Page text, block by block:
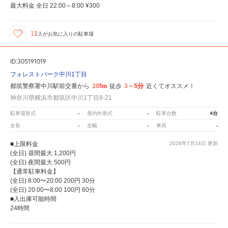
最大料金 全日 22:00～8:00 ¥300
11 人がお気に入りの駐車場
ID:305191019
フォレストパーク中川1丁目
都筑警察署中川駅前交番から 201m 徒歩 3～5分 近くてオススメ！
神奈川県横浜市都筑区中川1丁目8-21
駐車場形式 - 屋内外形式 - 駐車台数 4台
全長 - 全幅 - 車高 -
2026年7月24日 更新
■上限料金
(全日) 昼間最大 1,200円
(全日) 夜間最大 500円
【通常駐車料金】
(全日) 8:00〜20:00 200円 30分
(全日) 20:00〜8:00 100円 60分
■入出庫可能時間
24時間